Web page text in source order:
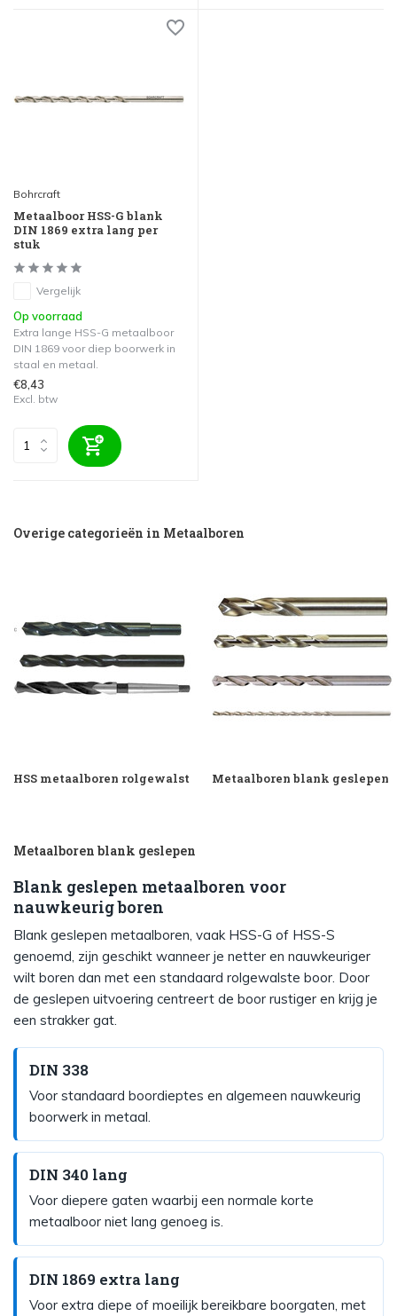
Bohrcraft
Metaalboor HSS-G blank
DIN 1869 extra lang per
stuk
Vergelijk
Op voorraad
Extra lange HSS-G metaalboor
DIN 1869 voor diep boorwerk in
staal en metaal.
€8,43
Excl. btw
Overige categorieën in Metaalboren
HSS metaalboren rolgewalst Metaalboren blank geslepen
Metaalboren blank geslepen
Blank geslepen metaalboren voor
nauwkeurig boren
Blank geslepen metaalboren, vaak HSS-G of HSS-S
genoemd, zijn geschikt wanneer je netter en nauwkeuriger
wilt boren dan met een standaard rolgewalste boor. Door
de geslepen uitvoering centreert de boor rustiger en krijg je
een strakker gat.
DIN 338
Voor standaard boordieptes en algemeen nauwkeurig
boorwerk in metaal.
DIN 340 lang
Voor diepere gaten waarbij een normale korte
metaalboor niet lang genoeg is.
DIN 1869 extra lang
Voor extra diepe of moeilijk bereikbare boorgaten, met